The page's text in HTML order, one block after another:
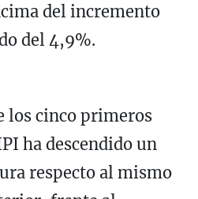
del incremento
del 4,9%.
los cinco primeros
ha descendido un
respecto al mismo